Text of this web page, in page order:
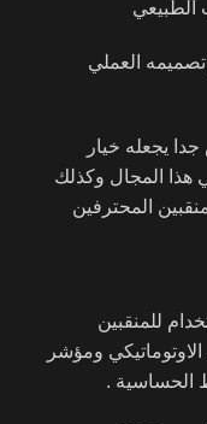
الطبيعي
العملي
1000 الرخيص جدا يجعله خيار
هذا المجال وكذلك
المحترفين
للمنقبين
ومؤشر
الحساسية .